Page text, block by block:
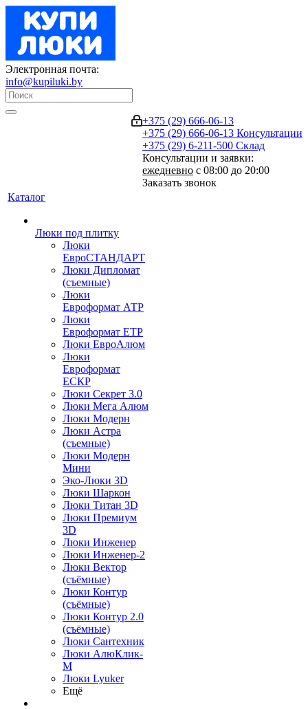
Электронная почта:
info@kupiluki.by
+375 (29) 666-06-13
+375 (29) 666-06-13 Консультации
+375 (29) 6-211-500 Склад
Консультации и заявки:
ежедневно с 08:00 до 20:00
Заказать звонок
Каталог
Люки под плитку
Люки
ЕвроСТАНДАРТ
Люки Дипломат
(съемные)
Люки
Евроформат АТР
Люки
Евроформат ЕТР
Люки ЕвроАлюм
Люки
Евроформат
ЕСКР
Люки Секрет 3.0
Люки Мега Алюм
Люки Модерн
Люки Астра
(съемные)
Люки Модерн
Мини
Эко-Люки 3D
Люки Шаркон
Люки Титан 3D
Люки Премиум
3D
Люки Инженер
Люки Инженер-2
Люки Вектор
(съёмные)
Люки Контур
(съёмные)
Люки Контур 2.0
(съёмные)
Люки Сантехник
Люки АлюКлик-
М
Люки Lyuker
Ещё